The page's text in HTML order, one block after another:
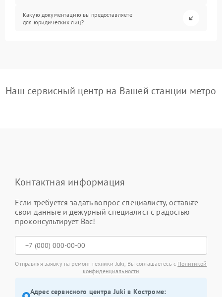
Какую документацию вы предоставляете
для юридических лиц?
Наш сервисный центр на Вашей станции метро
Контактная информация
Если требуется задать вопрос специалисту, оставьте
свои данные и дежурный специалист с радостью
проконсультирует Вас!
Отправляя заявку на ремонт техники Juki, Вы соглашаетесь с Политикой
конфиденциальности
Адрес сервисного центра Juki в Костроме: